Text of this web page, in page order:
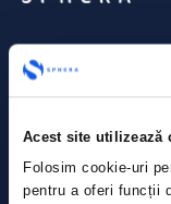
Acest site utilizează
Folosim cookie-uri
pentru a oferi funcții
Press releases